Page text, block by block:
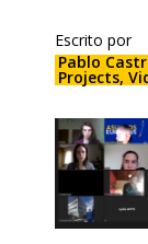
Escrito por
Pablo
Projects,